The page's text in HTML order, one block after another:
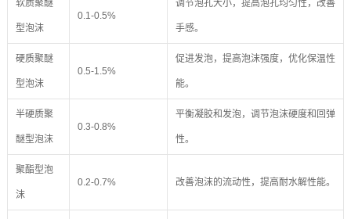
软质聚醚
型泡沫
0.1-0.5%
调节泡孔大小，提高泡孔均匀性，改善
手感。
硬质聚醚
型泡沫
0.5-1.5%
促进发泡，提高泡沫强度，优化保温性
能。
半硬质聚
醚型泡沫
0.3-0.8%
平衡凝胶和发泡，调节泡沫硬度和回弹
性。
聚酯型泡
沫
0.2-0.7% 改善泡沫的流动性，提高耐水解性能。